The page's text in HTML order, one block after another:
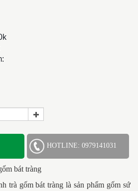
HOTLINE: 0979141031
bát tràng
trà gốm bát tràng là sản phẩm gốm sứ